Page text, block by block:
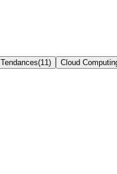
Tendances(11 ) Cloud